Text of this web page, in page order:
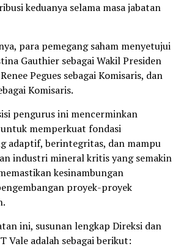
keduanya selama masa jabatan
para pemegang saham menyetujui
Gauthier sebagai Wakil Presiden
Pegues sebagai Komisaris, dan
Komisaris.
pengurus ini mencerminkan
memperkuat fondasi
adaptif, berintegritas, dan mampu
industri mineral kritis yang semakin
kesinambungan
proyek-proyek
ini, susunan lengkap Direksi dan
Vale adalah sebagai berikut: